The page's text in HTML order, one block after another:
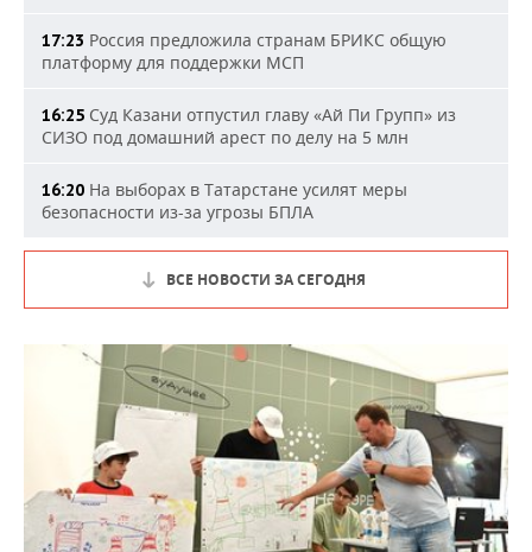
17:23 Россия предложила странам БРИКС общую
платформу для поддержки МСП
16:25 Суд Казани отпустил главу «Ай Пи Групп» из
СИЗО под домашний арест по делу на 5 млн
16:20 На выборах в Татарстане усилят меры
безопасности из-за угрозы БПЛА
ВСЕ НОВОСТИ ЗА СЕГОДНЯ